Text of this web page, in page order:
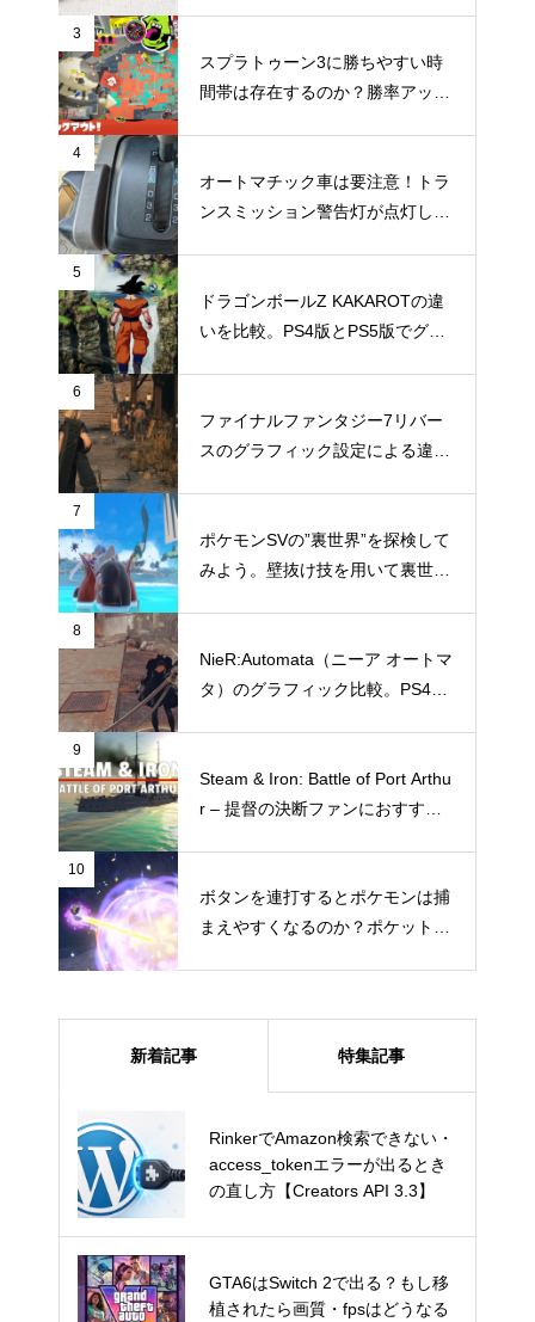
3
スプラトゥーン3に勝ちやすい時
間帯は存在するのか？勝率アップ
4
オートマチック車は要注意！トラ
ンスミッション警告灯が点灯して
5
ドラゴンボールZ KAKAROTの違
いを比較。PS4版とPS5版でグラ
6
ファイナルファンタジー7リバー
スのグラフィック設定による違い
7
ポケモンSVの”裏世界”を探検して
みよう。壁抜け技を用いて裏世界
8
NieR:Automata（ニーア オートマ
タ）のグラフィック比較。PS4と
9
Steam & Iron: Battle of Port Arthu
r – 提督の決断ファンにおすすめ
10
ボタンを連打するとポケモンは捕
まえやすくなるのか？ポケットモ
新着記事 特集記事
RinkerでAmazon検索できない・
access_tokenエラーが出るとき
の直し方【Creators API 3.3】
GTA6はSwitch 2で出る？もし移
植されたら画質・fpsはどうなる
RinkerでAmazon検索できない・
access_tokenエラーが出るとき
の直し方【Creators API 3.3】
GTA6はSwitch 2で出る？もし移
植されたら画質・fpsはどうなる